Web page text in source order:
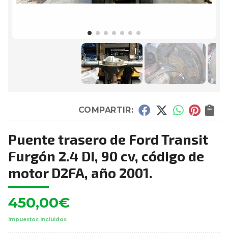
COMPARTIR:
Puente trasero de Ford Transit
Furgón 2.4 DI, 90 cv, código de
motor D2FA, año 2001.
450,00€
Impuestos incluidos